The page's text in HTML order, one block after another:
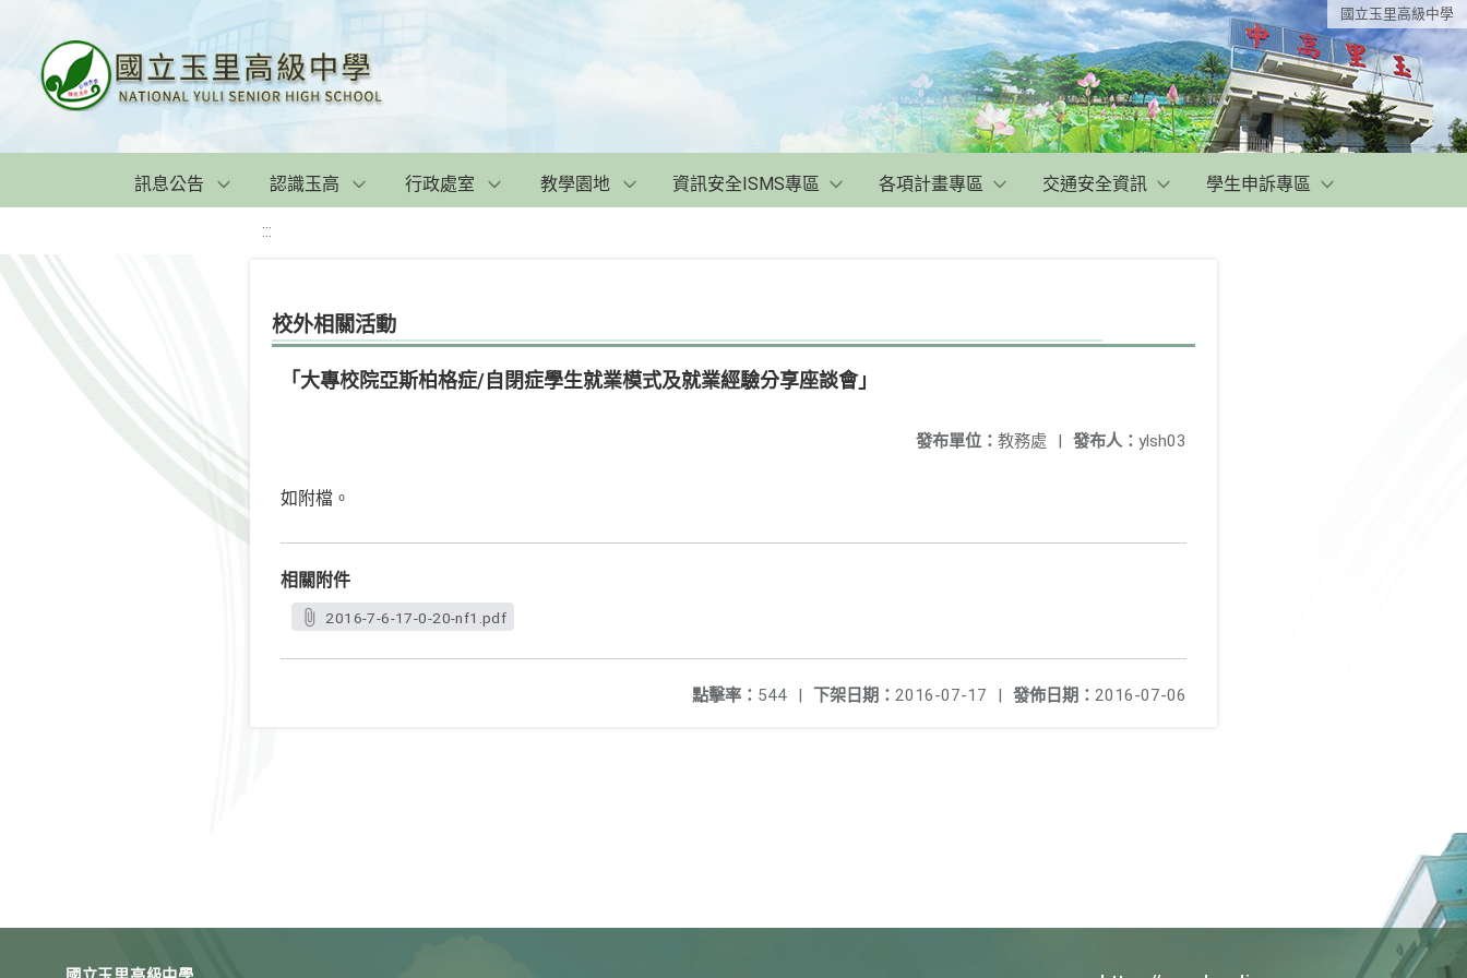
國立玉里高級中學
訊息公告 認識玉高 行政處室 教學園地 資訊安全ISMS專區 各項計畫專區 交通安全資訊 學生申訴專區
:::
校外相關活動
「大專校院亞斯柏格症/自閉症學生就業模式及就業經驗分享座談會」
發布人： ylsh03
發布單位： 教務處 |
如附檔。
相關附件
2016-7-6-17-0-20-nf1.pdf
發佈日期： 2016-07-06
下架日期： 2016-07-17 |
點擊率： 544 |